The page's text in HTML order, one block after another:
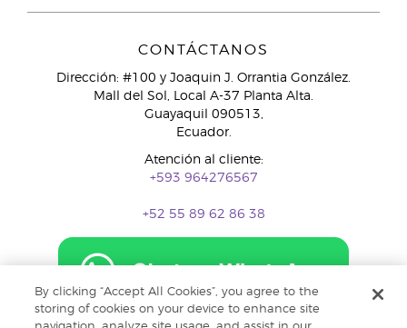
CONTÁCTANOS
Dirección: #100 y Joaquin J. Orrantia González.
Mall del Sol, Local A-37 Planta Alta.
Guayaquil 090513,
Ecuador.
Atención al cliente:
+593 964276567
+52 55 89 62 86 38
By clicking “Accept All Cookies”, you agree to the
storing of cookies on your device to enhance site